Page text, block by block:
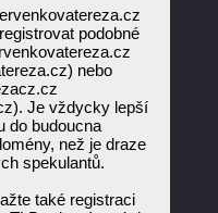
podobné
nebo
Je vždycky lepší
do budoucna
než je draze
spekulantů.
také registraci